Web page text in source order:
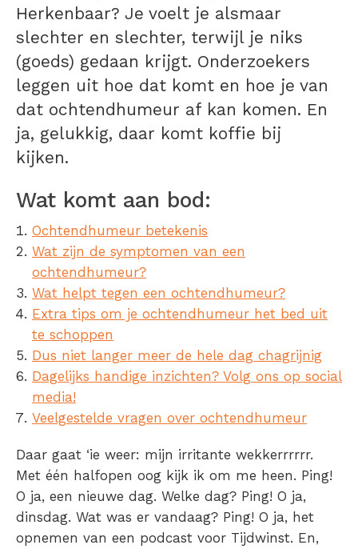
Herkenbaar? Je voelt je alsmaar
slechter en slechter, terwijl je niks
(goeds) gedaan krijgt. Onderzoekers
leggen uit hoe dat komt en hoe je van
dat ochtendhumeur af kan komen. En
ja, gelukkig, daar komt koffie bij
kijken.
Wat komt aan bod:
Ochtendhumeur betekenis
Wat zijn de symptomen van een
ochtendhumeur?
Wat helpt tegen een ochtendhumeur?
Extra tips om je ochtendhumeur het bed uit
te schoppen
Dus niet langer meer de hele dag chagrijnig
Dagelijks handige inzichten? Volg ons op social
media!
Veelgestelde vragen over ochtendhumeur
Daar gaat ‘ie weer: mijn irritante wekkerrrrrr.
Met één halfopen oog kijk ik om me heen. Ping!
O ja, een nieuwe dag. Welke dag? Ping! O ja,
dinsdag. Wat was er vandaag? Ping! O ja, het
opnemen van een podcast voor Tijdwinst. En,